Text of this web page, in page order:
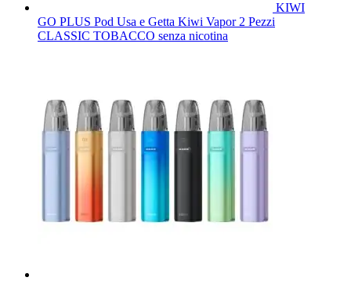
KIWI
GO PLUS Pod Usa e Getta Kiwi Vapor 2 Pezzi
CLASSIC TOBACCO senza nicotina